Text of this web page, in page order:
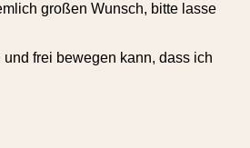
großen Wunsch, bitte lasse
frei bewegen kann, dass ich